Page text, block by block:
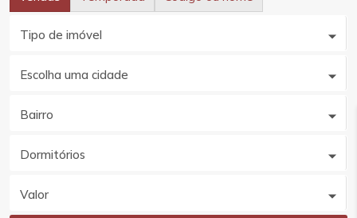
Tipo de imóvel
Escolha uma cidade
Bairro
Dormitórios
Valor